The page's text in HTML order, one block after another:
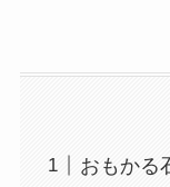
おもかる